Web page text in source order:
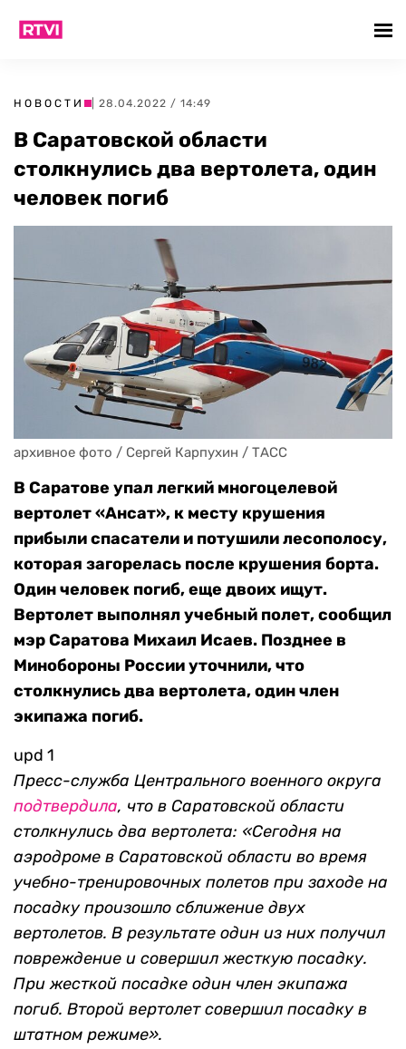
НОВОСТИ | 28.04.2022 / 14:49
В Саратовской области
столкнулись два вертолета, один
человек погиб
архивное фото / Сергей Карпухин / ТАСС
В Саратове упал легкий многоцелевой
вертолет «Ансат», к месту крушения
прибыли спасатели и потушили лесополосу,
которая загорелась после крушения борта.
Один человек погиб, еще двоих ищут.
Вертолет выполнял учебный полет, сообщил
мэр Саратова Михаил Исаев. Позднее в
Минобороны России уточнили, что
столкнулись два вертолета, один член
экипажа погиб.
upd 1
Пресс-служба Центрального военного округа
подтвердила, что в Саратовской области
столкнулись два вертолета: «Сегодня на
аэродроме в Саратовской области во время
учебно-тренировочных полетов при заходе на
посадку произошло сближение двух
вертолетов. В результате один из них получил
повреждение и совершил жесткую посадку.
При жесткой посадке один член экипажа
погиб. Второй вертолет совершил посадку в
штатном режиме».